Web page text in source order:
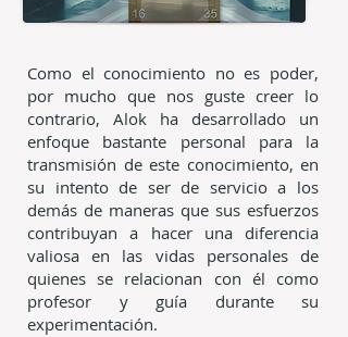
Como el conocimiento no es poder,
por mucho que nos guste creer lo
contrario, Alok ha desarrollado un
enfoque bastante personal para la
transmisión de este conocimiento, en
su intento de ser de servicio a los
demás de maneras que sus esfuerzos
contribuyan a hacer una diferencia
valiosa en las vidas personales de
quienes se relacionan con él como
profesor y guía durante su
experimentación.